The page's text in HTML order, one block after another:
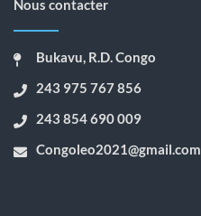
Nous contacter
Bukavu, R.D. Congo
243 975 767 856
243 854 690 009
Congoleo2021@gmail.com